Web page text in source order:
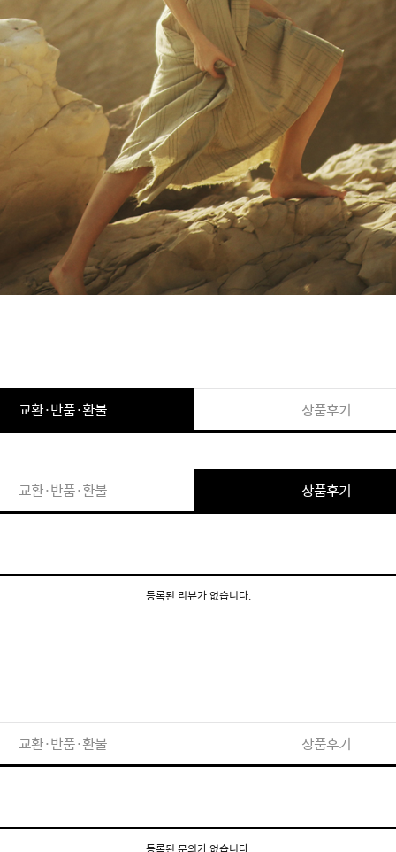
교환·반품·환불 상품후기
교환·반품·환불 상품후기
등록된 리뷰가 없습니다.
교환·반품·환불 상품후기
등록된 문의가 없습니다.